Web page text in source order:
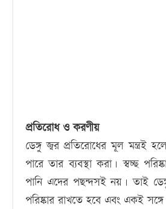
প্রতিরোধ ও করণীয়
ডেঙ্গু জ্বর প্রতিরোধের মূল মন্ত্রই
পারে তার ব্যবস্থা করা। স্বচ্ছ
পানি এদের পছন্দসই নয়। তাই
পরিষ্কার রাখতে হবে এবং একই